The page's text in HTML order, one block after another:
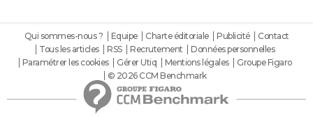
Qui sommes-nous ? Equipe Charte éditoriale Publicité
Contact
Tous les articles
RSS Recrutement
Données personnelles
Paramétrer les cookies
Gérer Utiq Mentions légales
Groupe Figaro
© 2026 CCM Benchmark